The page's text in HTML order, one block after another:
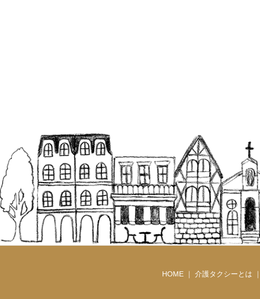
HOME ｜ 介護タクシーとは ｜